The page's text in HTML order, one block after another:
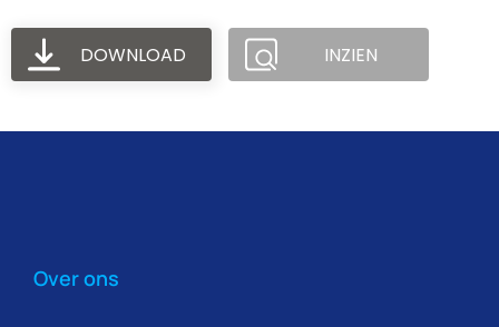
DOWNLOAD INZIEN
Over ons